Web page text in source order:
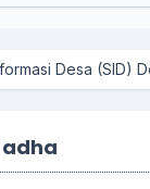
(SID) Desa